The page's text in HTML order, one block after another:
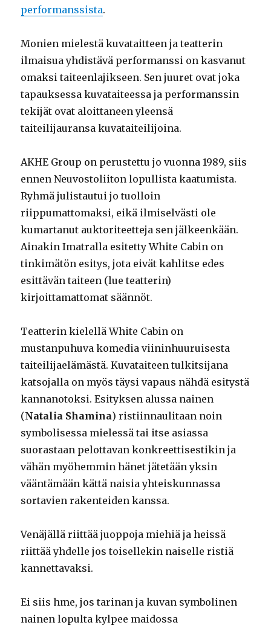
performanssista.
Monien mielestä kuvataitteen ja teatterin
ilmaisua yhdistävä performanssi on kasvanut
omaksi taiteenlajikseen. Sen juuret ovat joka
tapauksessa kuvataiteessa ja performanssin
tekijät ovat aloittaneen yleensä
taiteilijauransa kuvataiteilijoina.
AKHE Group on perustettu jo vuonna 1989, siis
ennen Neuvostoliiton lopullista kaatumista.
Ryhmä julistautui jo tuolloin
riippumattomaksi, eikä ilmiselvästi ole
kumartanut auktoriteetteja sen jälkeenkään.
Ainakin Imatralla esitetty White Cabin on
tinkimätön esitys, jota eivät kahlitse edes
esittävän taiteen (lue teatterin)
kirjoittamattomat säännöt.
Teatterin kielellä White Cabin on
mustanpuhuva komedia viininhuuruisesta
taiteilijaelämästä. Kuvataiteen tulkitsijana
katsojalla on myös täysi vapaus nähdä esitystä
kannanotoksi. Esityksen alussa nainen
(Natalia Shamina) ristiinnaulitaan noin
symbolisessa mielessä tai itse asiassa
suorastaan pelottavan konkreettisestikin ja
vähän myöhemmin hänet jätetään yksin
vääntämään kättä naisia yhteiskunnassa
sortavien rakenteiden kanssa.
Venäjällä riittää juoppoja miehiä ja heissä
riittää yhdelle jos toisellekin naiselle ristiä
kannettavaksi.
Ei siis hme, jos tarinan ja kuvan symbolinen
nainen lopulta kylpee maidossa